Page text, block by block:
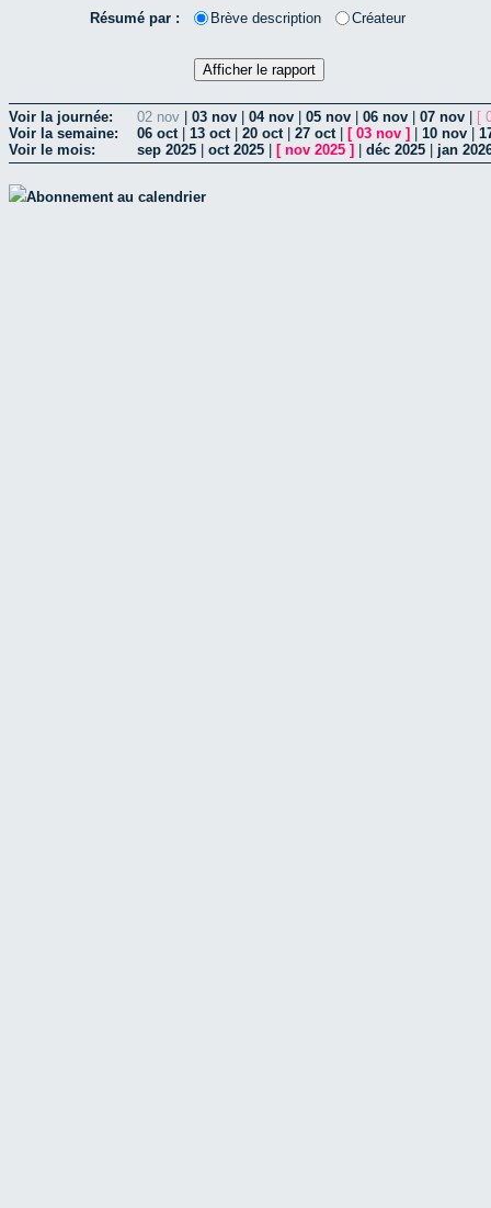
Résumé par :
Brève description Créateur
Voir la journée: 02 nov 03 nov 04 nov 05 nov 06 nov 07 nov
[
Voir la semaine:
06 oct 13 oct 20 oct 27 oct [ 03 nov ] 10 nov
Voir le mois:
sep 2025 oct 2025 [ nov 2025 ] déc 2025 jan
Abonnement au calendrier